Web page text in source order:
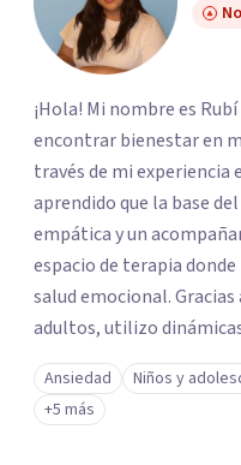
¡Hola! Mi nombre es
encontrar bienestar en
través de mi
aprendido que la base
empática y un
espacio de terapia
salud emocional.
adultos, utilizo
a tus necesidades
y brindarte las
tu paz mental.
Ansiedad Niños y
+5 más